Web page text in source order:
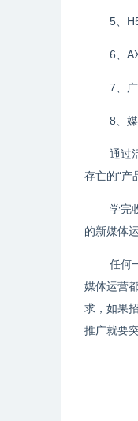
5、
6、
7、
8、
通过
存亡的“产
学完
的新媒体
任何
媒体运营
求，如果
推广就要